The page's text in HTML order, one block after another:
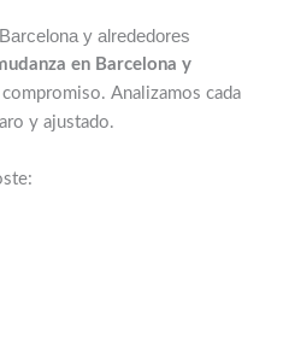
y alrededores
en Barcelona y
Analizamos cada
y ajustado.